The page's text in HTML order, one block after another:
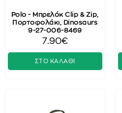
Polo - Μπρελόκ Clip & Zip,
Πορτοφολάκι, Dinosaurs
9-27-006-8469
7.90€
ΣΤΟ ΚΑΛΑΘΙ